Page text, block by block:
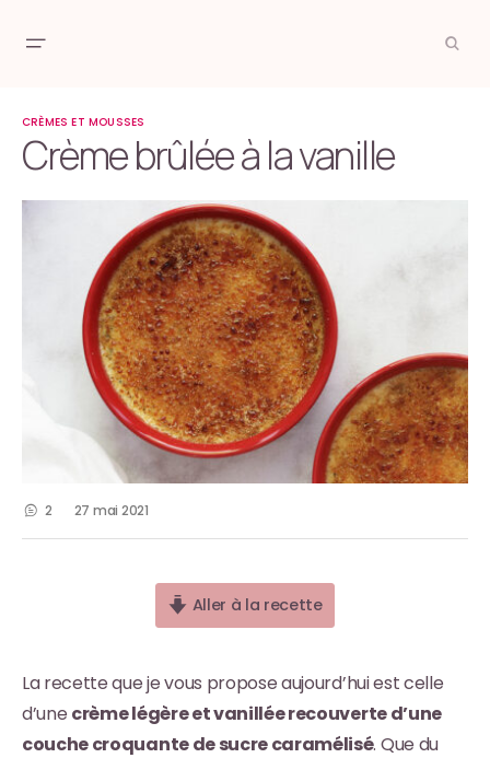
CRÈMES ET MOUSSES
Crème brûlée à la vanille
2 27 mai 2021
Aller à la recette
La recette que je vous propose aujourd’hui est celle
d’une crème légère et vanillée recouverted’une
couche croquante de sucre caramélisé. Que du